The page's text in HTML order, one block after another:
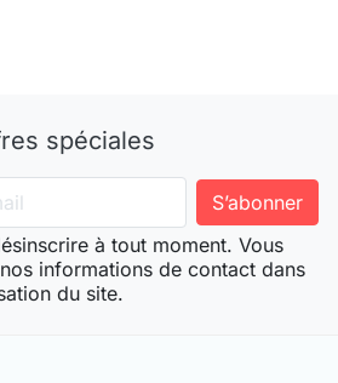
spéciales
à tout moment. Vous
informations de contact dans
du site.